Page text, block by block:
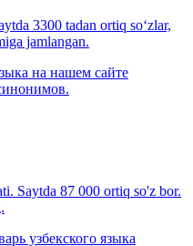
3300 tadan ortiq so‘zlar,
jamlangan.
на нашем сайте
Saytda 87 000 ortiq so'z bor.
узбекского языка